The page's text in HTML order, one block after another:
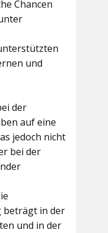
Chancen
und
der
auf eine
jedoch nicht
bei der
beträgt in der
und in der